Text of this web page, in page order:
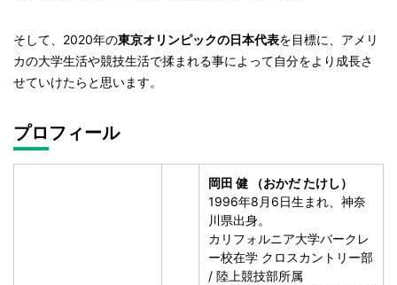
そして、2020年の東京オリンピックの日本代表を目標に、アメリ
カの大学生活や競技生活で揉まれる事によって自分をより成長さ
せていけたらと思います。
プロフィール
岡田 健 （おかだ たけし）
1996年8月6日生まれ、神奈
川県出身。
カリフォルニア大学バークレ
ー校在学 クロスカントリー部
/ 陸上競技部所属